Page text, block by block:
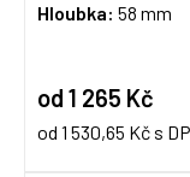
Hloubka: 58 mm
od 1 265 Kč
od 1 530,65 Kč s